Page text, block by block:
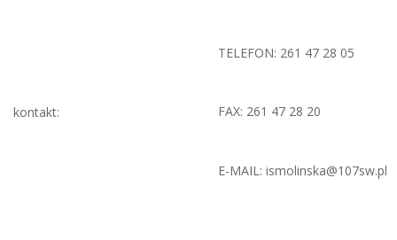
kontakt:
TELEFON: 261 47 28 05
FAX: 261 47 28 20
E-MAIL: ismolinska@107sw.pl